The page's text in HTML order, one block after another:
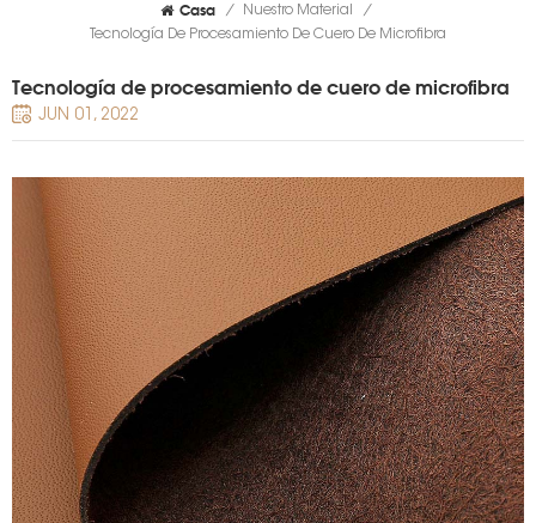
Casa / Nuestro Material
/
Tecnología De Procesamiento De Cuero De Microfibra
Tecnología de procesamiento de cuero de microfibra
JUN 01, 2022